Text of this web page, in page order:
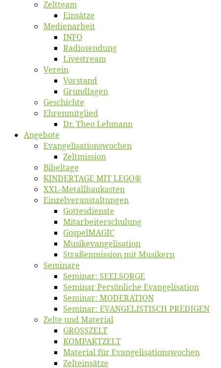
Zelt­team
Ein­sät­ze
Me­di­en­ar­beit
INFO
Ra­dio­sen­dung
Live­stream
Ver­ein
Vor­stand
Grund­la­gen
Ge­schich­te
Eh­ren­mit­glied
Dr. Theo Lehmann
An­ge­bo­te
Evangelisa­tions­wo­chen
Zelt­mis­si­on
Bi­bel­ta­ge
KINDERTAGE MIT LEGO®
XXL-Me­­tal­l­­bau­­kas­­ten
Einzelver­an­stal­tungen
Got­tes­diens­te
Mitarbeiter­schulung
Gos­pel­MA­GIC
Musikevan­ge­li­sa­tion
Straßenmis­sion mit Musikern
Se­mi­na­re
Se­mi­nar: SEELSORGE
Se­mi­nar Per­sön­li­che Evangelisation
Se­mi­nar: MODERATION
Se­mi­nar: EVANGELISTISCH PREDIGEN
Zel­te und Material
GROSSZELT
KOMPAKTZELT
Ma­te­ri­al für Evangelisationswochen
Zelt­ein­sät­ze